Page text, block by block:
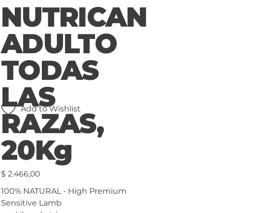
NUTRICAN
ADULTO
TODAS
LAS
RAZAS,
20Kg
Precio
$ 2.466,00
100% NATURAL - High Premium
Sensitive Lamb
Add to Wishlist